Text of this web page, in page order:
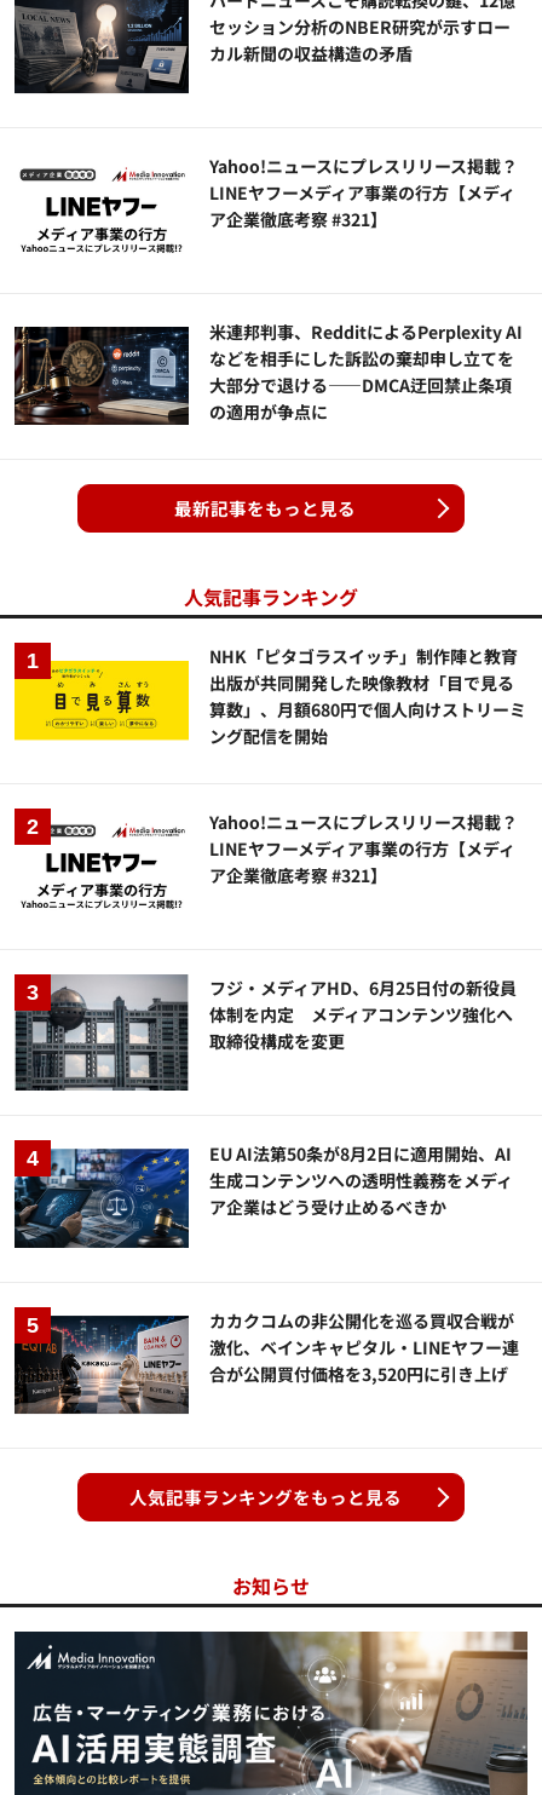
セッション分析のNBER研究が示すロー
カル新聞の収益構造の矛盾
Yahoo!ニュースにプレスリリース掲載？
LINEヤフーメディア事業の行方【メディ
ア企業徹底考察 #321】
米連邦判事、RedditによるPerplexity AI
などを相手にした訴訟の棄却申し立てを
大部分で退ける——DMCA迂回禁止条項
の適用が争点に
最新記事をもっと見る
人気記事ランキング
NHK「ピタゴラスイッチ」制作陣と教育
出版が共同開発した映像教材「目で見る
算数」、月額680円で個人向けストリーミ
ング配信を開始
Yahoo!ニュースにプレスリリース掲載？
LINEヤフーメディア事業の行方【メディ
ア企業徹底考察 #321】
フジ・メディアHD、6月25日付の新役員
体制を内定 メディアコンテンツ強化へ
取締役構成を変更
EU AI法第50条が8月2日に適用開始、AI
生成コンテンツへの透明性義務をメディ
ア企業はどう受け止めるべきか
カカクコムの非公開化を巡る買収合戦が
激化、ベインキャピタル・LINEヤフー連
合が公開買付価格を3,520円に引き上げ
人気記事ランキングをもっと見る
お知らせ